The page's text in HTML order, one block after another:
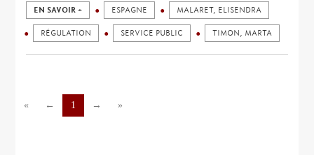
EN SAVOIR + ESPAGNE MALARET, ELISENDRA
RÉGULATION SERVICE PUBLIC TIMON, MARTA
« ← 1 → »